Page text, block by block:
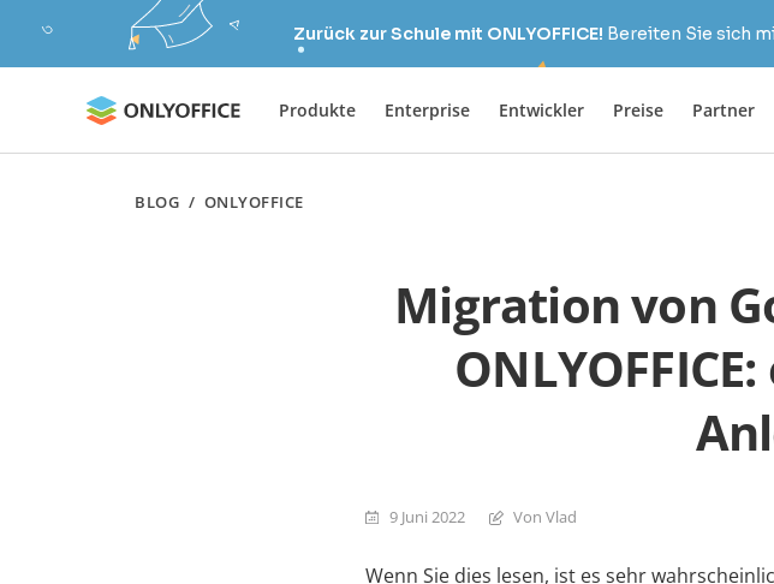
Zurück zur Schule mit ONLYOFFICE! Bereiten Sie sich
Produkte Enterprise Entwickler Preise Partner
BLOG / ONLYOFFICE
Migration von
9 Juni 2022 Von Vlad
Wenn Sie dies lesen, ist es sehr